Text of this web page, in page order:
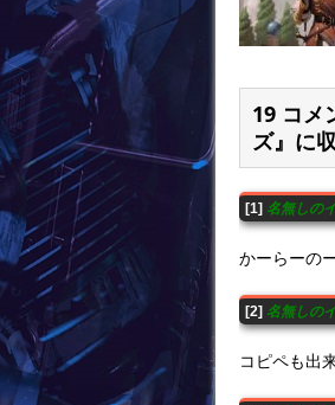
19 コメ
ズ』に
[1] 名無しの
かーらーの
[2] 名無しの
コピペも出